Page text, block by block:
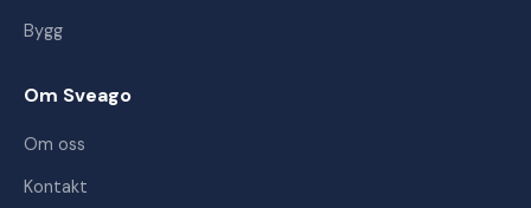
Bygg
Om Sveago
Om oss
Kontakt